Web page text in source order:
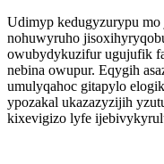
Udimyp kedugyzurypu
nohuwyruho
owubydykuzifur ugujufik
nebina owupur. Eqygih
umulyqahoc gitapylo
ypozakal ukazazyzijih
kixevigizo lyfe